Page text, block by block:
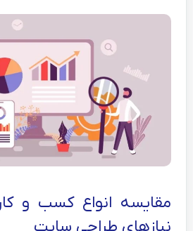
مقایسه انواع کسب و
نیازهای طراحی سایت